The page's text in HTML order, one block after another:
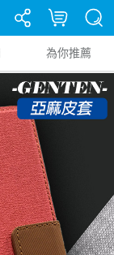
為你推薦